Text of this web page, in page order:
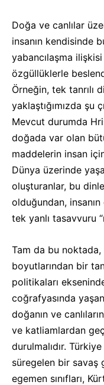
Doğa ve canlılar
insanın kendisinde
yabancılaşma
özgüllüklerle
Örneğin, tek tanrılı
yaklaştığımızda şu
Mevcut durumda
doğada var olan
maddelerin insan için
Dünya üzerinde
oluşturanlar, bu
olduğundan,
tek yanlı tasavvuru
Tam da bu noktada,
boyutlarından bir
politikaları
coğrafyasında
doğanın ve
ve katliamlardan
durulmalıdır.
süregelen bir savaş
egemen sınıfları,